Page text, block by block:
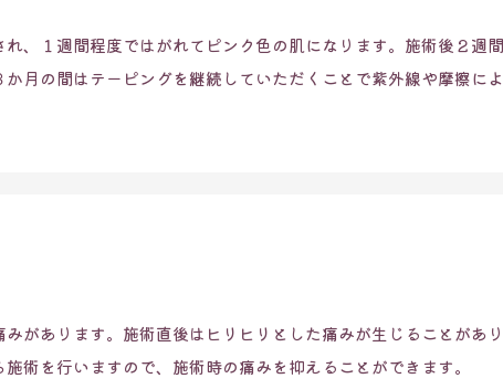
、１週間程度ではがれてピンク色の肌になります。施術後２週
月の間はテーピングを継続していただくことで紫外線や摩擦に
があります。施術直後はヒリヒリとした痛みが生じることがあ
術を行いますので、施術時の痛みを抑えることができます。